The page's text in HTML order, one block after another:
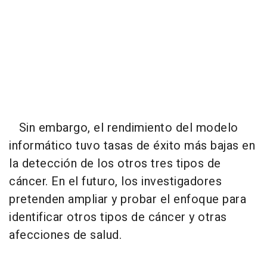
Sin embargo, el rendimiento del modelo
informático tuvo tasas de éxito más bajas en
la detección de los otros tres tipos de
cáncer. En el futuro, los investigadores
pretenden ampliar y probar el enfoque para
identificar otros tipos de cáncer y otras
afecciones de salud.